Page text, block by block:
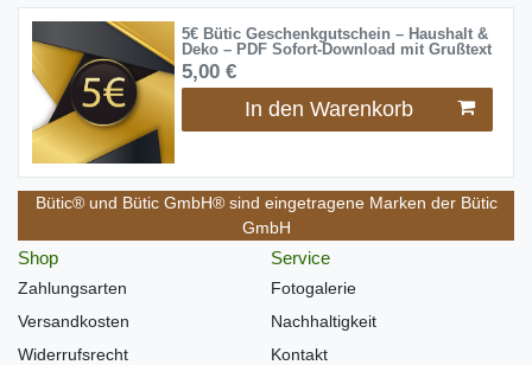
5€ Bütic Geschenkgutschein – Haushalt &
Deko – PDF Sofort-Download mit Grußtext
5,00 €
In den Warenkorb
Bütic® und Bütic GmbH® sind eingetragene Marken der Bütic
GmbH
Shop
Zahlungsarten
Versandkosten
Widerrufsrecht
Service
Fotogalerie
Nachhaltigkeit
Kontakt